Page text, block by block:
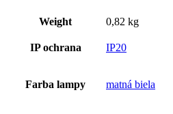
Weight 0,82 kg
IP ochrana IP20
Farba lampy matná biela